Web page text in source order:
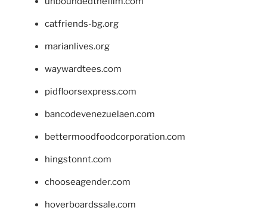
catfriends-bg.org
marianlives.org
waywardtees.com
pidfloorsexpress.com
bancodevenezuelaen.com
bettermoodfoodcorporation.com
hingstonnt.com
chooseagender.com
hoverboardssale.com